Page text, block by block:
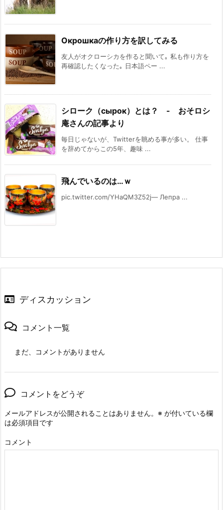
Окрошкаの作り方を訳してみる
友人がオクローシカを作ると聞いて｡ 私も作り方を
再確認したくなった｡ 日本語ペー ...
シローク（сырок）とは？ - おそロシ
庵さんの記事より
毎日じゃないが、Twitterを眺める事が多い。 仕事
を辞めてからこの5年、趣味 ...
飛んでいるのは…ｗ
pic.twitter.com/YHaQM3Z52j— Лепра ...
ディスカッション
コメント一覧
まだ、コメントがありません
コメントをどうぞ
メールアドレスが公開されることはありません。 ※ が付いている欄
は必須項目です
コメント